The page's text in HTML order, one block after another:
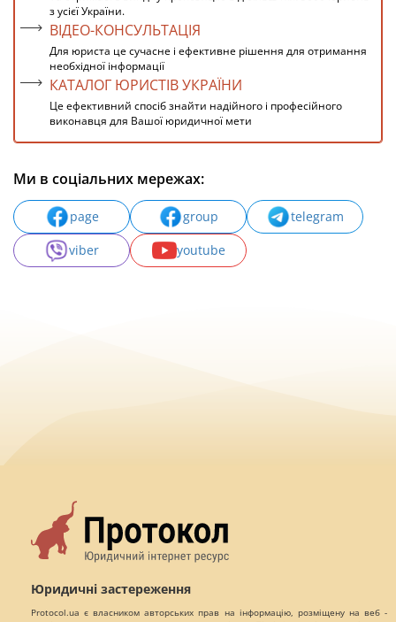
з усієї України.
ВІДЕО-КОНСУЛЬТАЦІЯ
Для юриста це сучасне і ефективне рішення для отримання
необхідної інформації
КАТАЛОГ ЮРИСТІВ УКРАЇНИ
Це ефективний спосіб знайти надійного і професійного
виконавця для Вашої юридичної мети
Ми в соціальних мережах:
page group
telegram
viber
youtube
Юридичні застереження
Protocol.ua є власником авторських прав на інформацію, розміщену на веб -